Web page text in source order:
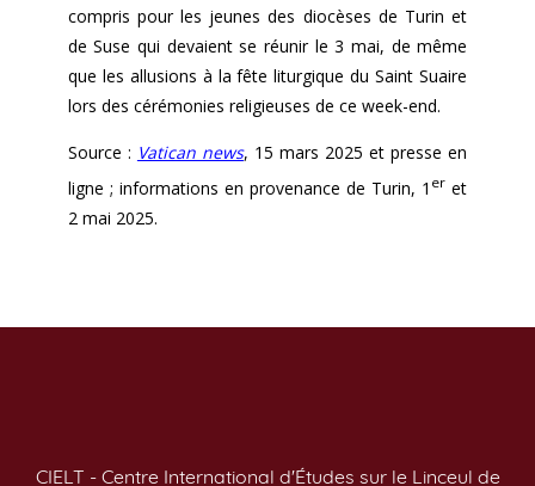
compris pour les jeunes des diocèses de Turin et
de Suse qui devaient se réunir le 3 mai, de même
que les allusions à la fête liturgique du Saint Suaire
lors des cérémonies religieuses de ce week-end.
Source : Vatican news, 15 mars 2025 et presse en
ligne ; informations en provenance de Turin, 1 er et
2 mai 2025.
CIELT - Centre International d'Études sur le Linceul de